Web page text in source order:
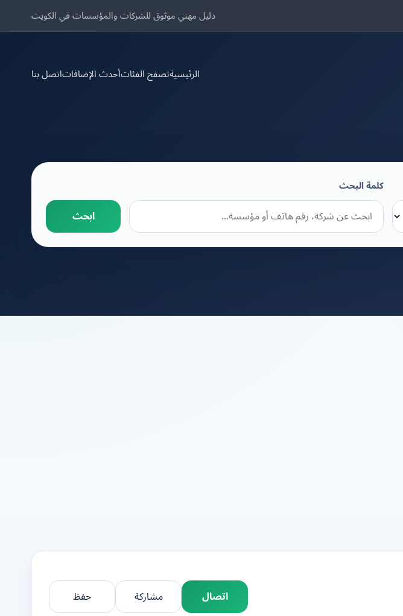
دليل مهني موثوق للشركات والمؤسسات في الكويت
الرئيسيةتصفح الفئاتأحدث الإضافاتاتصل بنا
كلمة البحث
ابحث
اتصال مشاركة حفظ